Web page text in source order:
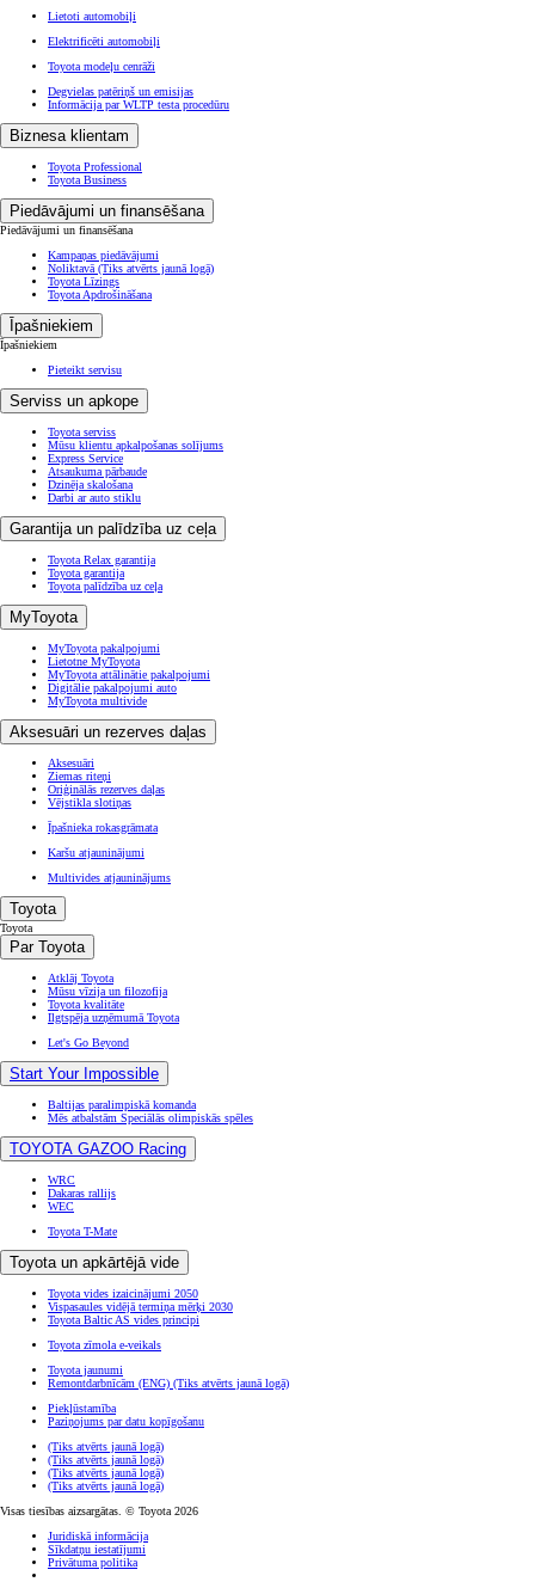
Lietoti automobiļi
Elektrificēti automobiļi
Toyota modeļu cenrāži
Degvielas patēriņš un emisijas
Informācija par WLTP testa procedūru
Biznesa klientam
Toyota Professional
Toyota Business
Piedāvājumi un finansēšana
Piedāvājumi un finansēšana
Kampaņas piedāvājumi
Noliktavā (Tiks atvērts jaunā logā)
Toyota Līzings
Toyota Apdrošināšana
Īpašniekiem
Īpašniekiem
Pieteikt servisu
Serviss un apkope
Toyota serviss
Mūsu klientu apkalpošanas solījums
Express Service
Atsaukuma pārbaude
Dzinēja skalošana
Darbi ar auto stiklu
Garantija un palīdzība uz ceļa
Toyota Relax garantija
Toyota garantija
Toyota palīdzība uz ceļa
MyToyota
MyToyota pakalpojumi
Lietotne MyToyota
MyToyota attālinātie pakalpojumi
Digitālie pakalpojumi auto
MyToyota multivide
Aksesuāri un rezerves daļas
Aksesuāri
Ziemas riteņi
Oriģinālās rezerves daļas
Vējstikla slotiņas
Īpašnieka rokasgrāmata
Karšu atjauninājumi
Multivides atjauninājums
Toyota
Toyota
Par Toyota
Atklāj Toyota
Mūsu vīzija un filozofija
Toyota kvalitāte
Ilgtspēja uzņēmumā Toyota
Let's Go Beyond
Start Your Impossible
Baltijas paralimpiskā komanda
Mēs atbalstām Speciālās olimpiskās spēles
TOYOTA GAZOO Racing
WRC
Dakaras rallijs
WEC
Toyota T-Mate
Toyota un apkārtējā vide
Toyota vides izaicinājumi 2050
Vispasaules vidējā termiņa mērķi 2030
Toyota Baltic AS vides principi
Toyota zīmola e-veikals
Toyota jaunumi
Remontdarbnīcām (ENG) (Tiks atvērts jaunā logā)
Piekļūstamība
Paziņojums par datu kopīgošanu
(Tiks atvērts jaunā logā)
(Tiks atvērts jaunā logā)
(Tiks atvērts jaunā logā)
(Tiks atvērts jaunā logā)
Visas tiesības aizsargātas. © Toyota 2026
Juridiskā informācija
Sīkdatņu iestatījumi
Privātuma politika